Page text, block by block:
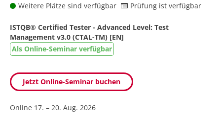
Weitere Plätze sind verfügbar Prüfung ist verfügbar
ISTQB® Certified Tester - Advanced Level: Test
Management v3.0 (CTAL-TM) [EN]
Als Online-Seminar verfügbar
Jetzt Online-Seminar buchen
Online 17. – 20. Aug. 2026